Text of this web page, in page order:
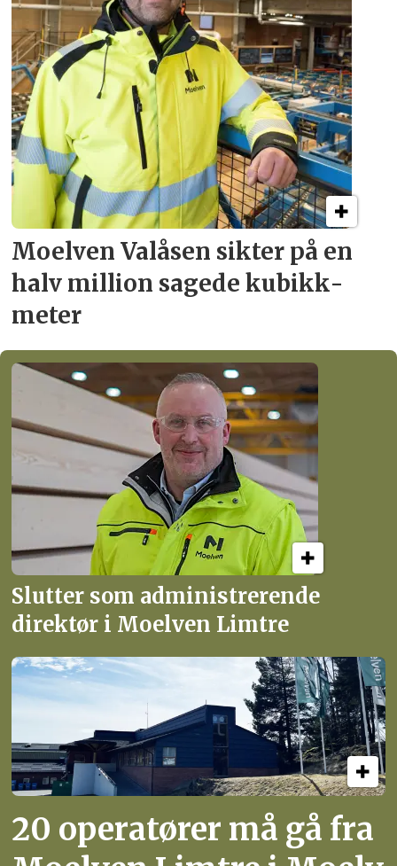
Moelven Valåsen sikter på en
halv million sagede kubikk­
meter
Slutter som administrerende
direktør i Moelven Limtre
20 operatører må gå fra